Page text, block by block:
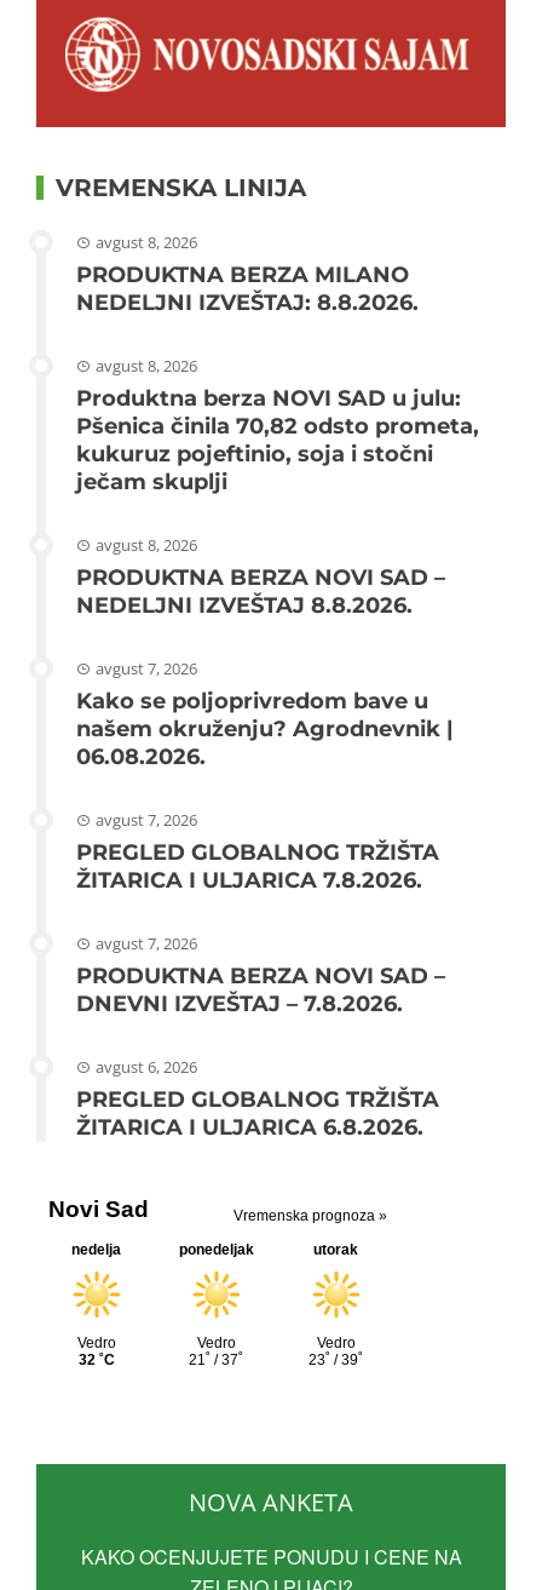
VREMENSKA LINIJA
avgust 8, 2026
PRODUKTNA BERZA MILANO
NEDELJNI IZVEŠTAJ: 8.8.2026.
avgust 8, 2026
Produktna berza NOVI SAD u julu:
Pšenica činila 70,82 odsto prometa,
kukuruz pojeftinio, soja i stočni
ječam skuplji
avgust 8, 2026
PRODUKTNA BERZA NOVI SAD –
NEDELJNI IZVEŠTAJ 8.8.2026.
avgust 7, 2026
Kako se poljoprivredom bave u
našem okruženju? Agrodnevnik |
06.08.2026.
avgust 7, 2026
PREGLED GLOBALNOG TRŽIŠTA
ŽITARICA I ULJARICA 7.8.2026.
avgust 7, 2026
PRODUKTNA BERZA NOVI SAD –
DNEVNI IZVEŠTAJ – 7.8.2026.
avgust 6, 2026
PREGLED GLOBALNOG TRŽIŠTA
ŽITARICA I ULJARICA 6.8.2026.
NOVA ANKETA
KAKO OCENJUJETE PONUDU I CENE NA